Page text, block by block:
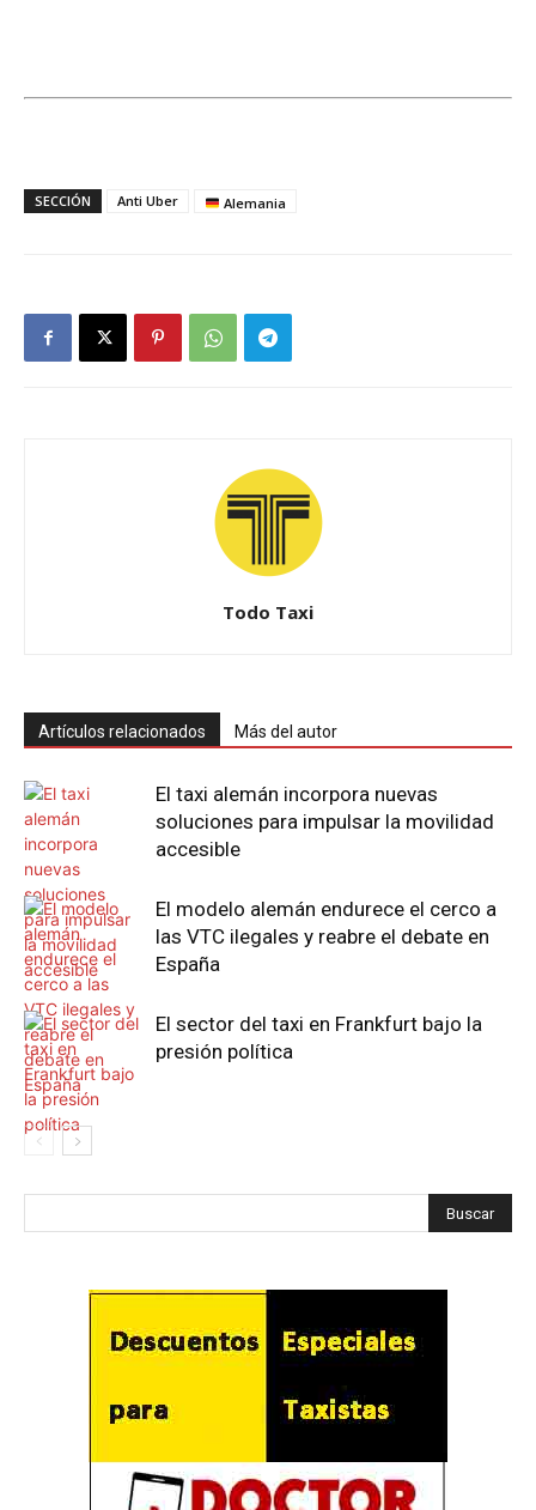
SECCIÓN Anti Uber Alemania
Todo Taxi
Artículos relacionados Más del autor
El taxi alemán incorpora nuevas
soluciones para impulsar la movilidad
accesible
El modelo alemán endurece el cerco a
las VTC ilegales y reabre el debate en
España
El sector del taxi en Frankfurt bajo la
presión política